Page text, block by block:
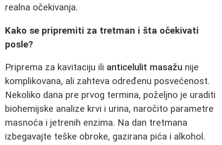
realna očekivanja.
Kako se pripremiti za tretman i šta očekivati
posle?
Priprema za kavitaciju ili anticelulit masažu nije
komplikovana, ali zahteva određenu posvećenost.
Nekoliko dana pre prvog termina, poželjno je uraditi
biohemijske analize krvi i urina, naročito parametre
masnoća i jetrenih enzima. Na dan tretmana
izbegavajte teške obroke, gazirana pića i alkohol.